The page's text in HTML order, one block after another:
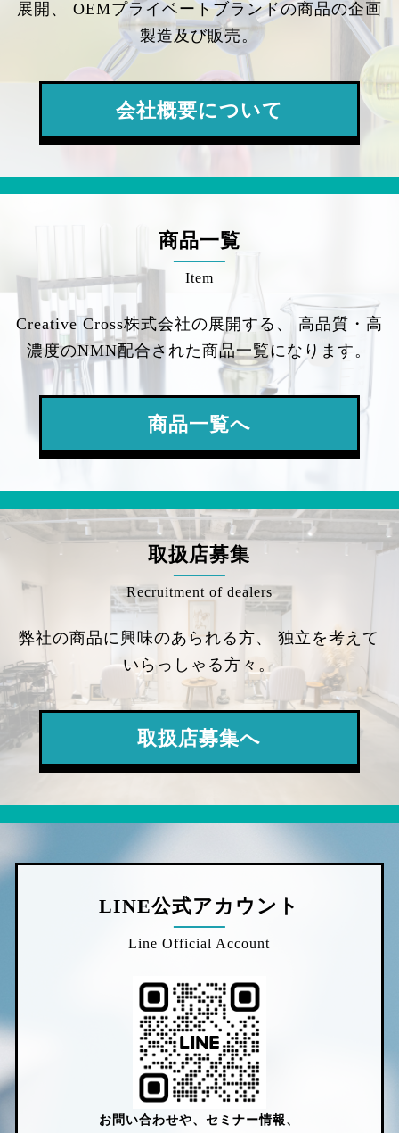
展開、
OEMプライベートブランドの商品の企画
製造及び販売。
会社概要について
商品一覧
Item
Creative Cross株式会社の展開する、
高品質・高
濃度のNMN配合された商品一覧になります。
商品一覧へ
取扱店募集
Recruitment of dealers
弊社の商品に興味のあられる方、
独立を考えて
いらっしゃる方々。
取扱店募集へ
LINE公式アカウント
Line Official Account
お問い合わせや、セミナー情報、